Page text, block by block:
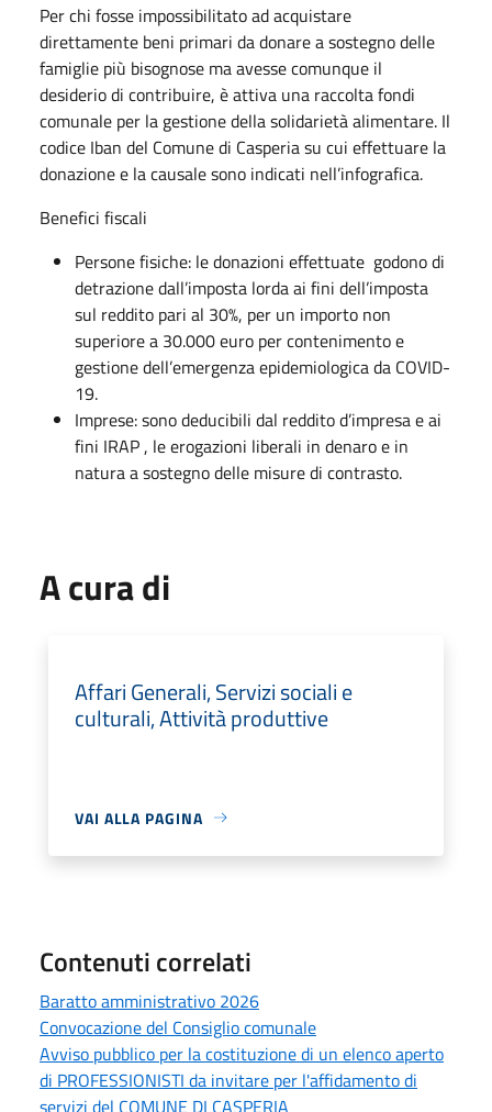
Per chi fosse impossibilitato ad acquistare
direttamente beni primari da donare a sostegno delle
famiglie più bisognose ma avesse comunque il
desiderio di contribuire, è attiva una raccolta fondi
comunale per la gestione della solidarietà alimentare. Il
codice Iban del Comune di Casperia su cui effettuare la
donazione e la causale sono indicati nell’infografica.
Benefici fiscali
Persone fisiche: le donazioni effettuate godono di
detrazione dall’imposta lorda ai fini dell’imposta
sul reddito pari al 30%, per un importo non
superiore a 30.000 euro per contenimento e
gestione dell’emergenza epidemiologica da COVID-
19.
Imprese: sono deducibili dal reddito d’impresa e ai
fini IRAP , le erogazioni liberali in denaro e in
natura a sostegno delle misure di contrasto.
A cura di
Affari Generali, Servizi sociali e
culturali, Attività produttive
VAI ALLA PAGINA
Contenuti correlati
Baratto amministrativo 2026
Convocazione del Consiglio comunale
Avviso pubblico per la costituzione di un elenco aperto
di PROFESSIONISTI da invitare per l'affidamento di
servizi del COMUNE DI CASPERIA